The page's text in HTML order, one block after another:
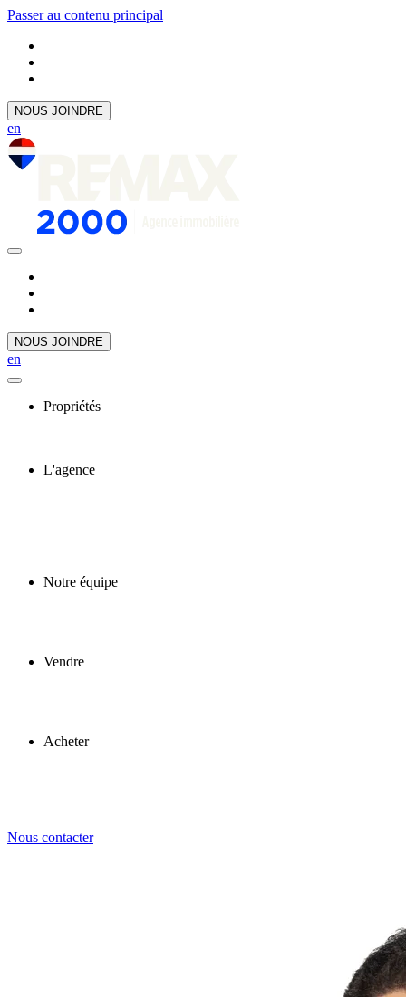
Passer au contenu principal
NOUS JOINDRE
en
NOUS JOINDRE
en
Propriétés
L'agence
Notre équipe
Vendre
Acheter
Nous contacter